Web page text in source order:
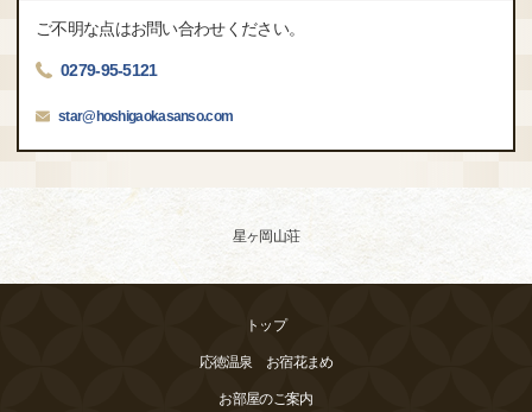
ご不明な点はお問い合わせください。
0279-95-5121
star@hoshigaokasanso.com
星ヶ岡山荘
トップ
応徳温泉 お宿花まめ
お部屋のご案内